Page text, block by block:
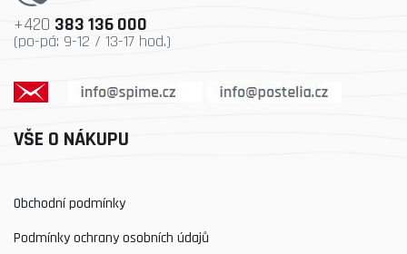
+420 383 136 000
(po-pá: 9-12 / 13-17 hod.)
VŠE O NÁKUPU
Obchodní podmínky
Podmínky ochrany osobních údajů